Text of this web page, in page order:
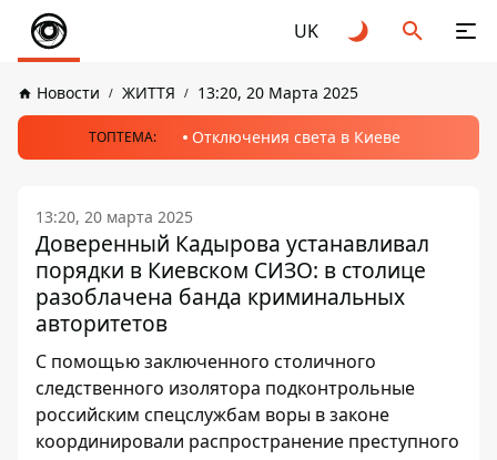
UK
Новости ЖИТТЯ 13:20, 20 Марта 2025
ТОПТЕМА: Отключения света в Киеве
13:20, 20 марта 2025
Доверенный Кадырова устанавливал
порядки в Киевском СИЗО: в столице
разоблачена банда криминальных
авторитетов
С помощью заключенного столичного
следственного изолятора подконтрольные
российским спецслужбам воры в законе
координировали распространение преступного